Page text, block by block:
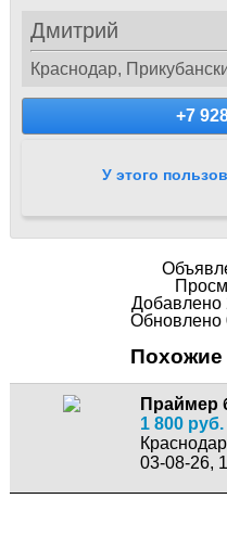
Дмитрий
Краснодар,
+7
У этого
Добавлено
Обновлено
Похожие
Праймер
1 800 руб.
Краснодар
03-08-26,